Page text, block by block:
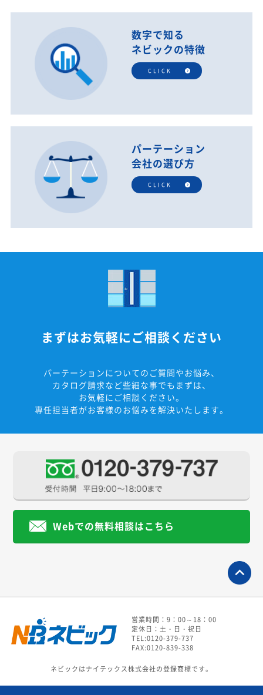
数字で知る
ネビックの特徴
CLICK
パーテーション
会社の選び方
CLICK
まずはお気軽にご相談ください
パーテーションについてのご質問やお悩み、
カタログ請求など些細な事でもまずは、
お気軽にご相談ください。
専任担当者がお客様のお悩みを解決いたします。
Webでの無料相談はこちら
営業時間：9：00～18：00
定休日：土・日・祝日
TEL:0120-379-737
FAX:0120-839-338
ネビックはナイテックス株式会社の登録商標です。